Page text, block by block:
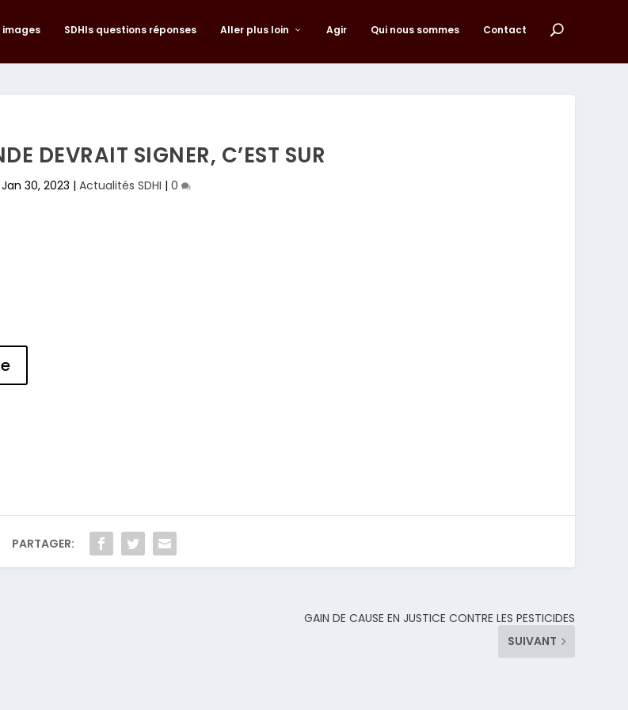
images SDHIs questions réponses Aller plus loin Agir Qui nous sommes Contact
DEVRAIT SIGNER, C’EST SUR
Jan 30, 2023 | Actualités SDHI | 0
PARTAGER:
GAIN DE CAUSE EN JUSTICE CONTRE LES PESTICIDES
SUIVANT